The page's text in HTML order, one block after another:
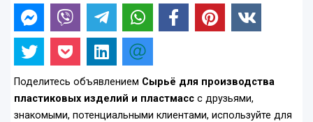
Поделитесь объявлением Сырьё для производства
пластиковых изделий и пластмасс с друзьями,
знакомыми, потенциальными клиентами, используйте для